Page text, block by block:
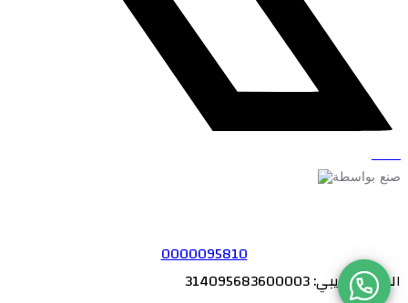
صنع بواسطة
0000095810
الرقم الضريبي:314095683600003